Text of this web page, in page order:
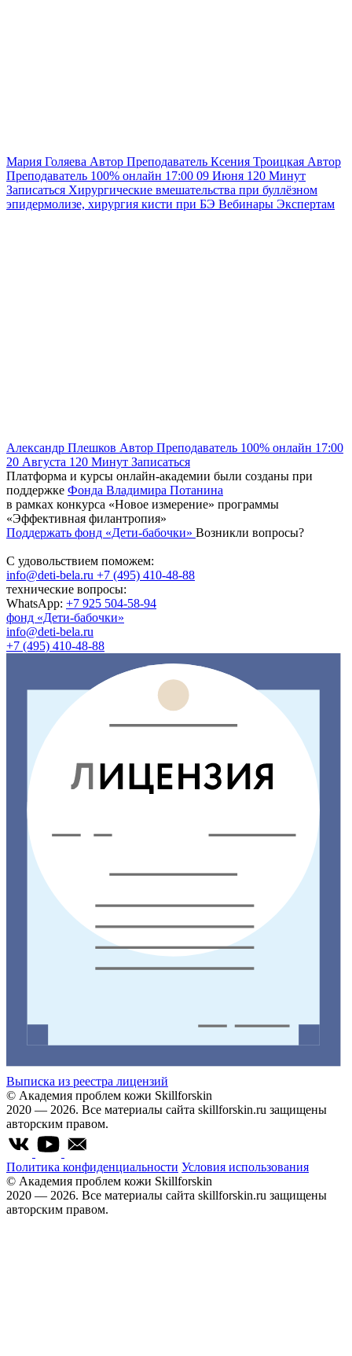
Мария Голяева Автор Преподаватель Ксения Троицкая Автор
Преподаватель 100% онлайн 17:00 09 Июня 120 Минут
Записаться Хирургические вмешательства при буллёзном
эпидермолизе, хирургия кисти при БЭ Вебинары Экспертам
Александр Плешков Автор Преподаватель 100% онлайн 17:00
20 Августа 120 Минут Записаться
Платформа и курсы онлайн-академии были созданы при
поддержке Фонда Владимира Потанина
в рамках конкурса «Новое измерение» программы
«Эффективная филантропия»
Поддержать фонд «Дети-бабочки» Возникли вопросы?
С удовольствием поможем:
info@deti-bela.ru +7 (495) 410-48-88
технические вопросы:
WhatsApp: +7 925 504-58-94
фонд «Дети-бабочки»
info@deti-bela.ru
+7 (495) 410-48-88
Выписка из реестра лицензий
© Академия проблем кожи Skillforskin
2020 — 2026. Все материалы сайта skillforskin.ru защищены
авторским правом.
Политика конфиденциальности Условия использования
© Академия проблем кожи Skillforskin
2020 — 2026. Все материалы сайта skillforskin.ru защищены
авторским правом.